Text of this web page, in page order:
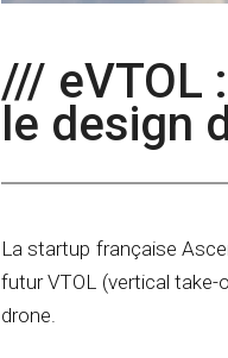
/// eVTOL
le design
La startup française
futur VTOL (vertical take-
drone.